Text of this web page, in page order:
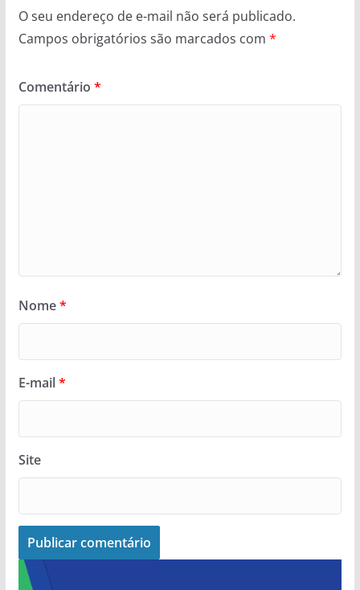
O seu endereço de e-mail não será publicado.
Campos obrigatórios são marcados com *
Comentário *
Nome*
E-mail*
Site